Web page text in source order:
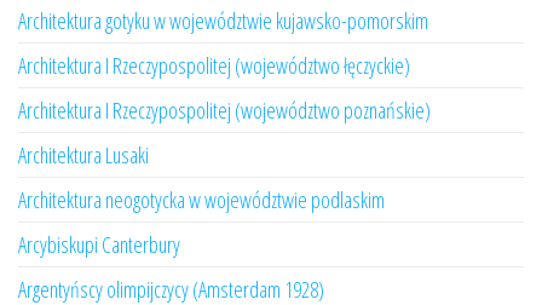
Architektura gotyku w województwie kujawsko-pomorskim
Architektura I Rzeczypospolitej (województwo łęczyckie)
Architektura I Rzeczypospolitej (województwo poznańskie)
Architektura Lusaki
Architektura neogotycka w województwie podlaskim
Arcybiskupi Canterbury
Argentyńscy olimpijczycy (Amsterdam 1928)